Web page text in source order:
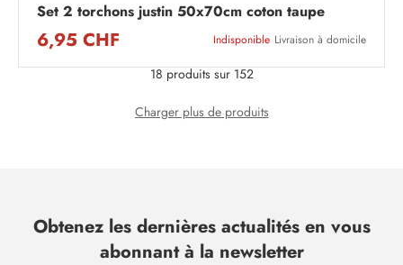
Set 2 torchons justin 50x70cm coton taupe
6,95 CHF Indisponible Livraison à domicile
18 produits sur 152
Charger plus de produits
Obtenez les dernières actualités en vous
abonnant à la newsletter